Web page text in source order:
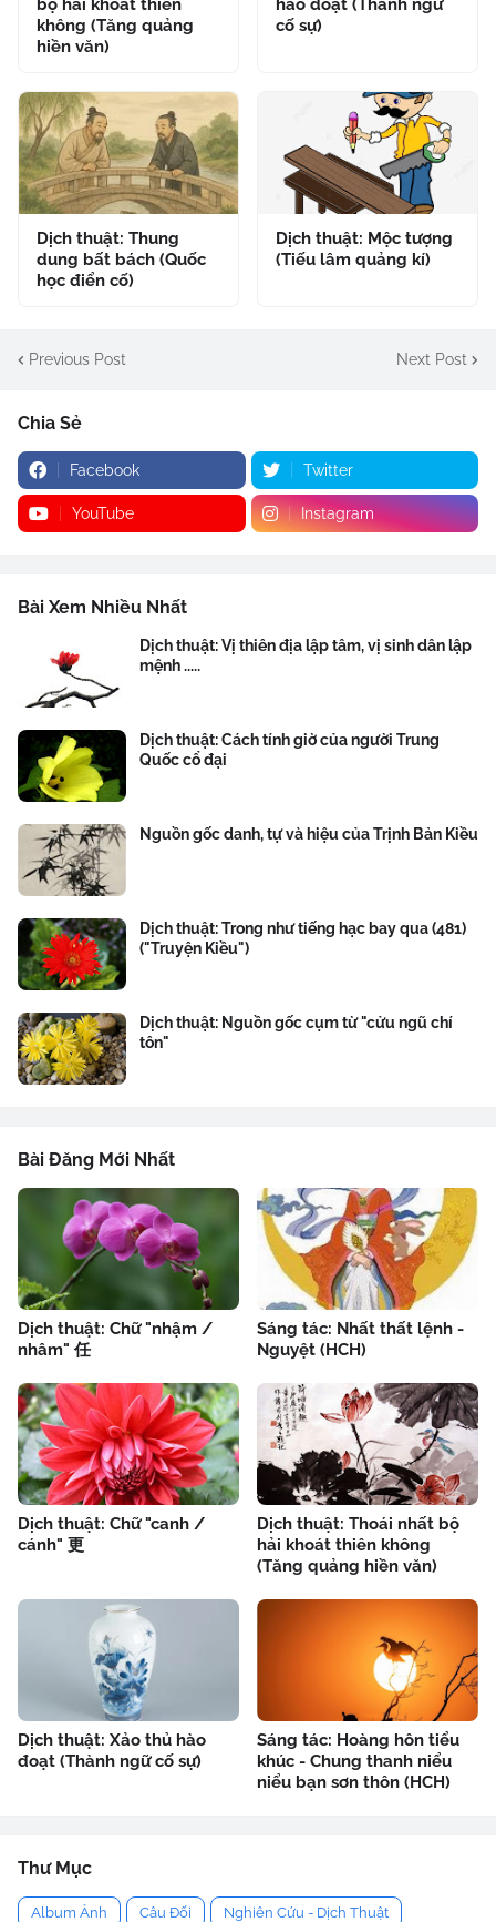
bộ hải khoát thiên
không (Tăng quảng
hiền văn)
hào đoạt (Thành ngữ
cố sự)
Dịch thuật: Thung
dung bất bách (Quốc
học điển cố)
Dịch thuật: Mộc tượng
(Tiếu lâm quảng kí)
Previous Post Next Post
Chia Sẻ
Facebook Twitter
YouTube Instagram
Bài Xem Nhiều Nhất
Dịch thuật: Vị thiên địa lập tâm, vị sinh dân lập
mệnh .....
Dịch thuật: Cách tính giờ của người Trung
Quốc cổ đại
Nguồn gốc danh, tự và hiệu của Trịnh Bản Kiều
Dịch thuật: Trong như tiếng hạc bay qua (481)
("Truyện Kiều")
Dịch thuật: Nguồn gốc cụm từ "cửu ngũ chí
tôn"
Bài Đăng Mới Nhất
Dịch thuật: Chữ "nhậm /
nhâm" 任
Sáng tác: Nhất thất lệnh -
Nguyệt (HCH)
Dịch thuật: Chữ "canh /
cánh" 更
Dịch thuật: Thoái nhất bộ
hải khoát thiên không
(Tăng quảng hiền văn)
Dịch thuật: Xảo thủ hào
đoạt (Thành ngữ cố sự)
Sáng tác: Hoàng hôn tiểu
khúc - Chung thanh niểu
niểu bạn sơn thôn (HCH)
Thư Mục
Album Ảnh Câu Đối Nghiên Cứu - Dịch Thuật